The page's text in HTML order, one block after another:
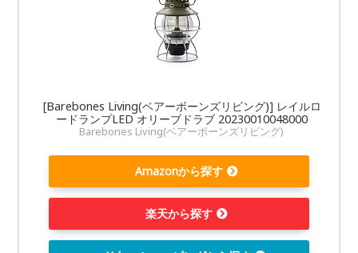
[Barebones Living(ベアーボーンズリビング)] レイルロ
ードランプLED オリーブドラブ 20230010048000
Barebones Living(ベアーボーンズリビング)
Amazonから探す
楽天から探す